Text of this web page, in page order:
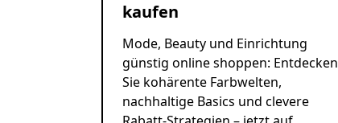
kaufen
Mode, Beauty und Einrichtung
günstig online shoppen: Entdecken
Sie kohärente Farbwelten,
nachhaltige Basics und clevere